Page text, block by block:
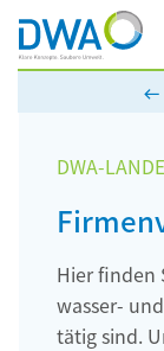
DWA-
Hier finden
wasser-
tätig sind.